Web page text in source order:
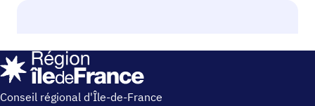
Conseil régional d'Île-de-France